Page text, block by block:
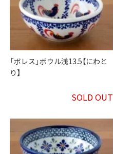
「ボレス」ボウル浅13.5【にわと
り】
SOLD OUT